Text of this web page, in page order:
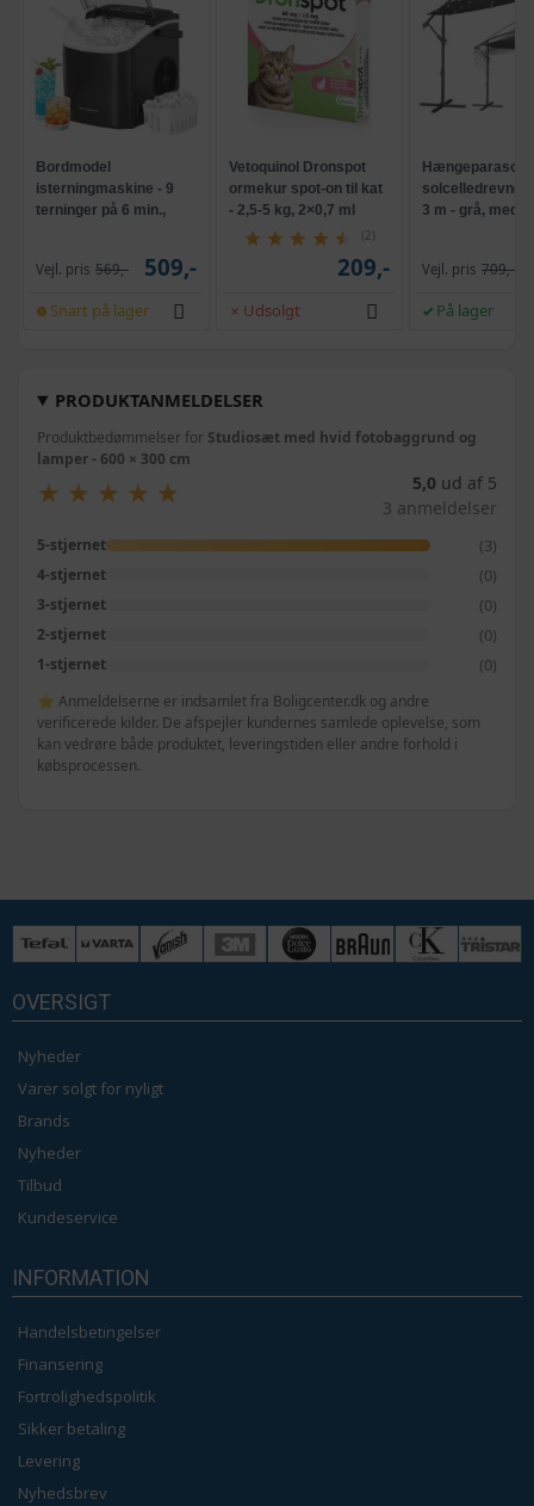
PRODUKTANMELDELSER
Produktbedømmelser for Studiosæt med hvid fotobaggrund og
lamper - 600 × 300 cm
★
★ ★
★ ★
★ ★
★ ★
★ 5,0 ud af 5
3 anmeldelser
5-stjernet (3)
4-stjernet (0)
3-stjernet (0)
2-stjernet (0)
1-stjernet (0)
⭐ Anmeldelserne er indsamlet fra Boligcenter.dk og andre
verificerede kilder. De afspejler kundernes samlede oplevelse, som
kan vedrøre både produktet, leveringstiden eller andre forhold i
købsprocessen.
Bordmodel
isterningmaskine - 9
terninger på 6 min.,
Vejl. pris 569,- 509,-
Snart på lager
Vetoquinol Dronspot
ormekur spot-on til kat
- 2,5-5 kg, 2×0,7 ml
(2)
209,-
Udsolgt
Hængeparasols
solcelledrevne
3 m - grå, med
Vejl. pris 709,-
På lager
OVERSIGT
Nyheder
Varer solgt for nyligt
Brands
Nyheder
Tilbud
Kundeservice
INFORMATION
Handelsbetingelser
Finansering
Fortrolighedspolitik
Sikker betaling
Levering
Nyhedsbrev